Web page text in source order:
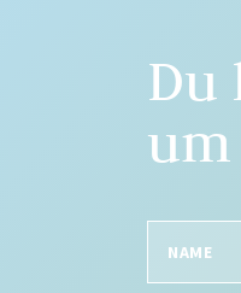
Du